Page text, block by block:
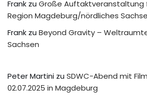
Frank zu Große Auftaktveranstaltung
Region Magdeburg/nördliches
Frank zu Beyond Gravity –
Sachsen
Peter Martini zu SDWC-Abend mit
02.07.2025 in Magdeburg